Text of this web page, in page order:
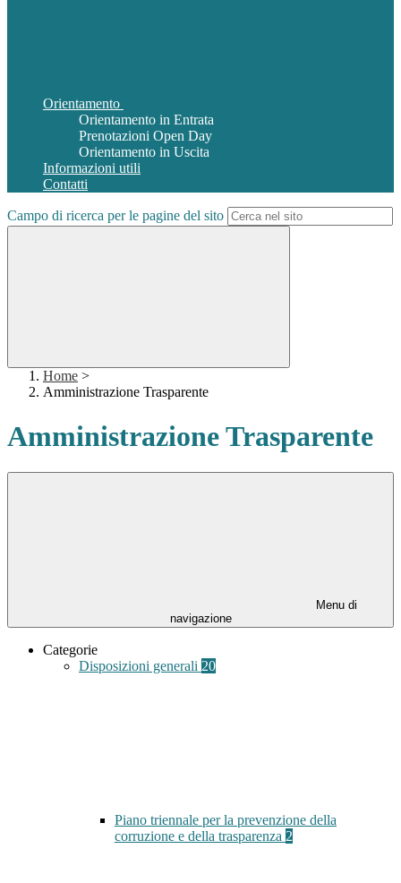
Orientamento
Orientamento in Entrata
Prenotazioni Open Day
Orientamento in Uscita
Informazioni utili
Contatti
Campo di ricerca per le pagine del sito
Home >
Amministrazione Trasparente
Amministrazione Trasparente
Menu di
navigazione
Categorie
Disposizioni generali 20
Piano triennale per la prevenzione della
corruzione e della trasparenza 2